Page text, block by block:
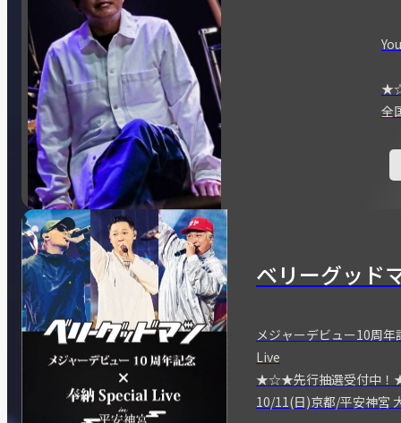
全
ベリーグッド
メジャーデビュー10周
Live
★☆★先行抽選受付中
10/11(日)京都/平安神宮